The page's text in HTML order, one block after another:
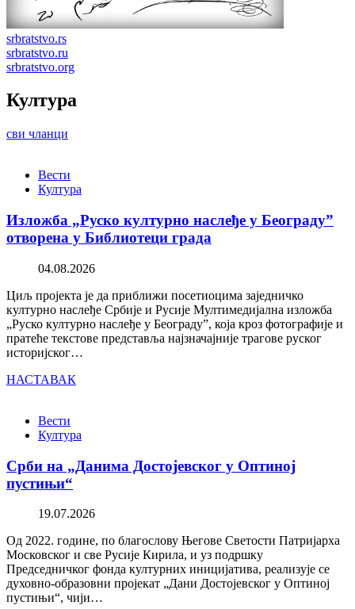
srbratstvo.rs
srbratstvo.ru
srbratstvo.org
Култура
сви чланци
Вести
Култура
Изложба „Руско културно наслеђе у Београду”
отворена у Библиотеци града
04.08.2026
Циљ пројекта је да приближи посетиоцима заједничко
културно наслеђе Србије и Русије Мултимедијална изложба
„Руско културно наслеђе у Београду”, која кроз фотографије и
пратеће текстове представља најзначајније трагове руског
историјског…
НАСТАВАК
Вести
Култура
Срби на „Данима Достојевског у Оптиној
пустињи“
19.07.2026
Од 2022. године, по благослову Његове Светости Патријарха
Московског и све Русије Кирила, и уз подршку
Председничког фонда културних иницијатива, реализује се
духовно-образовни пројекат „Дани Достојевског у Оптиној
пустињи“, чији…